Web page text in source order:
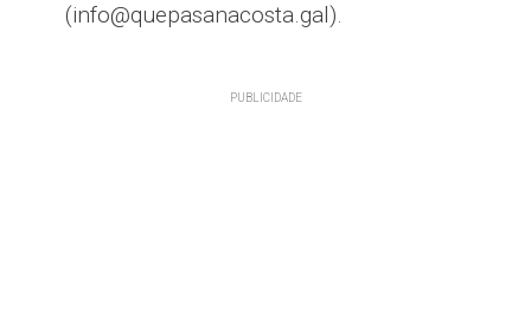
(info@quepasanacosta.gal).